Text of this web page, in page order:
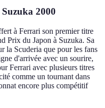
2000
à Ferrari son premier titre
Prix du Japon à Suzuka. Sa
la Scuderia que pour les fans
d'arrivée avec un sourire,
Ferrari avec plusieurs titres
comme un tournant dans
encore plus compétitif